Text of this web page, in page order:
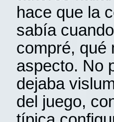
hace que la
sabía
compré, qué
aspecto. No
dejaba
del juego,